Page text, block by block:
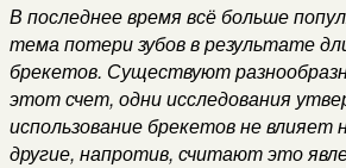
В последнее время всё больше
тема потери зубов в результате
брекетов. Существуют
этот счет, одни исследования
использование брекетов не влияет
другие, напротив, считают это